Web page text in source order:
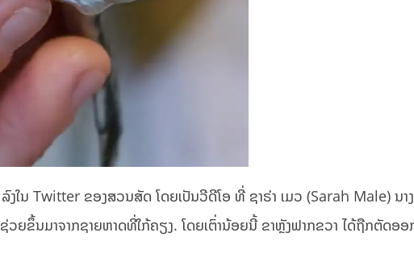
ໃນ Twitter ຂອງສວນສັດ ໂດຍເປັນວີດີໂອ ທີ່ ຊາຣ່າ ເມວ (Sarah Male) ນາ
ວຍຂຶ້ນມາຈາກຊາຍຫາດທີ່ໃກ້ຄຽງ. ໂດຍເຕົ່ານ້ອຍນີ້ ຂາຫຼັງຟາກຂວາ ໄດ້ຖືກຕັດອອ